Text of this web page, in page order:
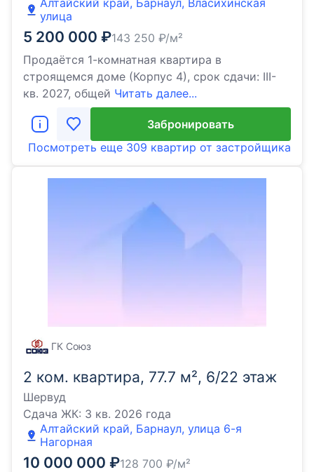
Алтайский край, Барнаул, Власихинская
улица
5 200 000 ₽143 250 ₽/м²
Продаётся 1-комнатная квартира в
строящемся доме (Корпус 4), срок сдачи: III-
кв. 2027, общей Читать далее...
Забронировать
Посмотреть еще 309 квартир от застройщика
2 ком. квартира, 77.7 м², 6/22 этаж
Шервуд
Сдача ЖК: 3 кв. 2026 года
Алтайский край, Барнаул, улица 6-я
Нагорная
10 000 000 ₽128 700 ₽/м²
ГК Союз